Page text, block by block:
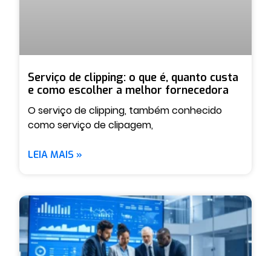
Serviço de clipping: o que é, quanto custa
e como escolher a melhor fornecedora
O serviço de clipping, também conhecido
como serviço de clipagem,
LEIA MAIS »